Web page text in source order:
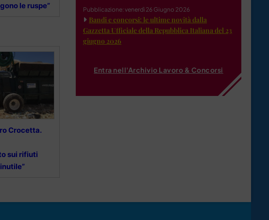
le ruspe”
Crocetta.
sui rifiuti
Pubblicazione: venerdì 26 Giugno 2026
Bandi e concorsi: le ultime novità dalla
Gazzetta Ufficiale della Repubblica Italiana del 23
giugno 2026
Entra nell'Archivio Lavoro & Concorsi